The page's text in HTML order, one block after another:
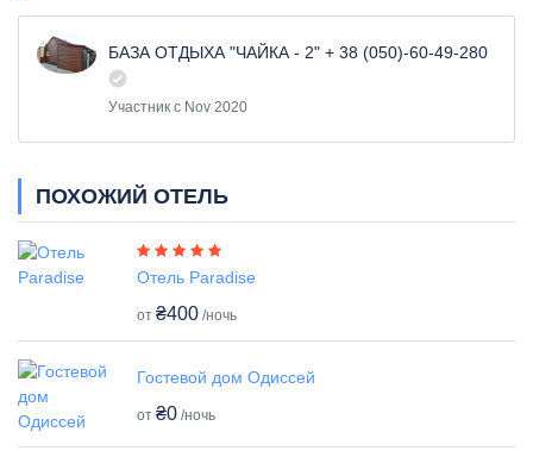
БАЗА ОТДЫХА "ЧАЙКА - 2" + 38 (050)-60-49-280
Участник с Nov 2020
ПОХОЖИЙ ОТЕЛЬ
Отель Paradise
от ₴400 /ночь
Гостевой дом Одиссей
от ₴0 /ночь